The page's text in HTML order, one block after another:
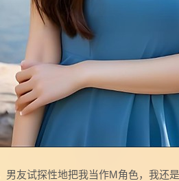
男友试探性地把我当作M角色，我还